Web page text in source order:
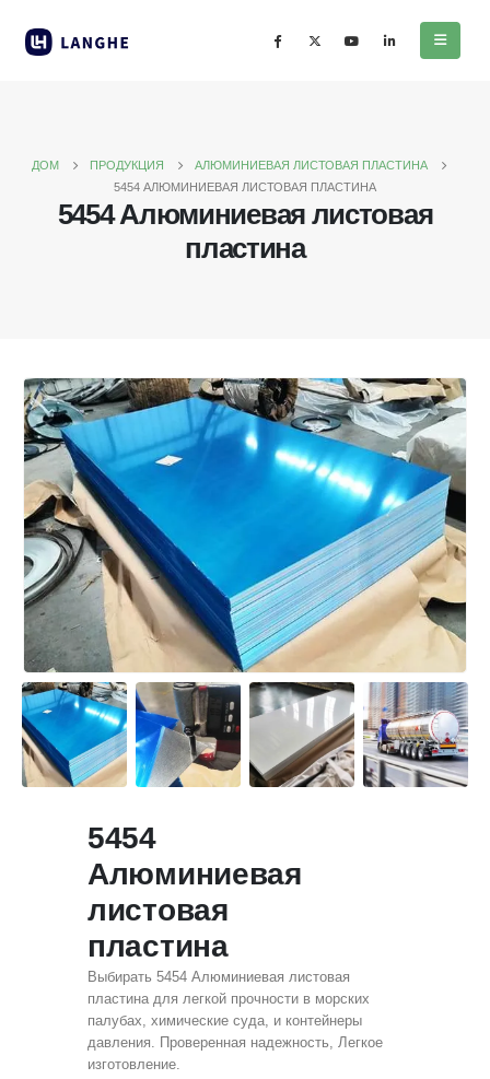
ДОМ ПРОДУКЦИЯ
АЛЮМИНИЕВАЯ ЛИСТОВАЯ ПЛАСТИНА
5454 АЛЮМИНИЕВАЯ ЛИСТОВАЯ ПЛАСТИНА
5454 Алюминиевая листовая
пластина
5454
Алюминиевая
листовая
пластина
Выбирать 5454 Алюминиевая листовая
пластина для легкой прочности в морских
палубах, химические суда, и контейнеры
давления. Проверенная надежность, Легкое
изготовление.